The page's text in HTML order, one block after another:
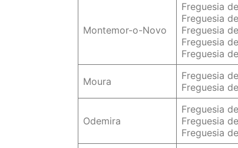
Montemor-o-Novo
Freguesia
Freguesia
Freguesia
Freguesia
Freguesia
Moura
Freguesia
Freguesia
Odemira
Freguesia
Freguesia
Freguesia